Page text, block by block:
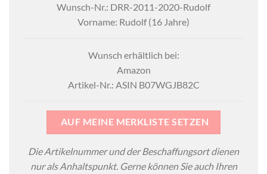
Wunsch-Nr.: DRR-2011-2020-Rudolf
Vorname: Rudolf (16 Jahre)
Wunsch erhältlich bei:
Amazon
Artikel-Nr.: ASIN B07WGJB82C
AUF MEINE MERKLISTE SETZEN
Die Artikelnummer und der Beschaffungsort dienen
nur als Anhaltspunkt. Gerne können Sie auch Ihren